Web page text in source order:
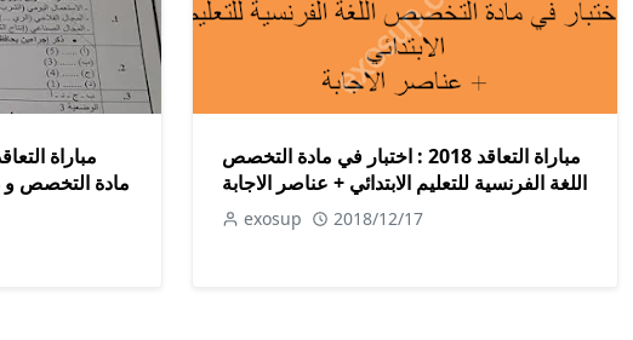
مادة التخصص و
مباراة التعاقد 2018 : اختبار في مادة التخصص
اللغة الفرنسية للتعليم الابتدائي + عناصر الاجابة
exosup 2018/12/17